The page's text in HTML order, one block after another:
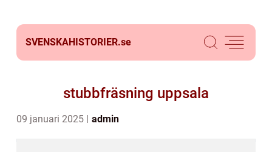
SVENSKAHISTORIER.se
stubbfräsning uppsala
09 januari 2025 admin